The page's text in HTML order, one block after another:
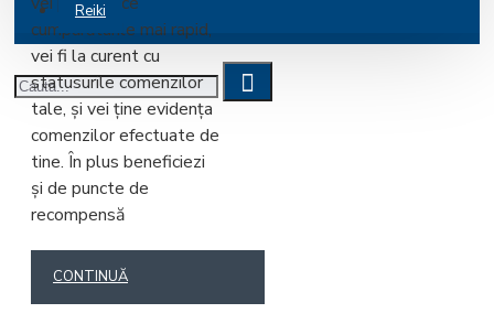
Reiki
cumpărăturile mai rapid,
vei fi la curent cu
statusurile comenzilor
tale, şi vei ţine evidenţa
comenzilor efectuate de
tine. În plus beneficiezi
şi de puncte de
recompensă
CONTINUĂ